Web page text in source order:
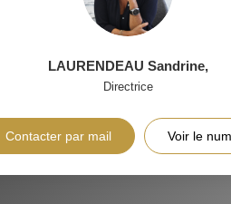
LAURENDEAU Sandrine,
Directrice
Contacter par mail Voir le